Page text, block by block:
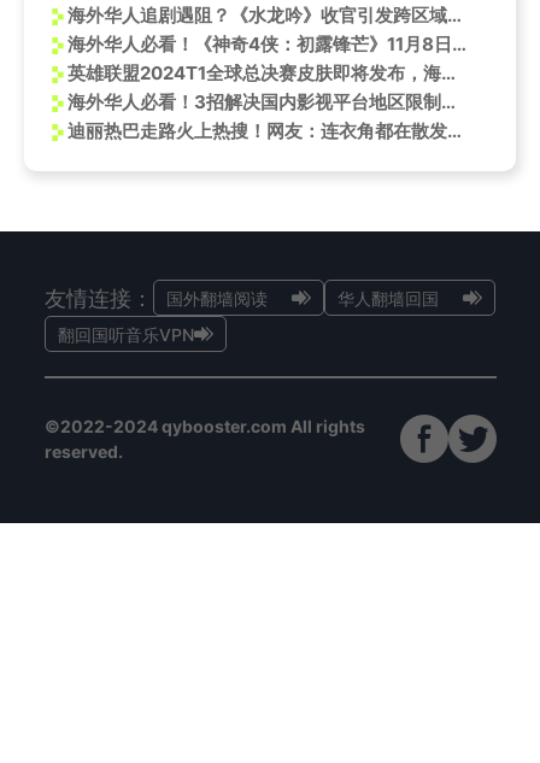
海外华人追剧遇阻？《水龙吟》收官引发跨区域观看难题深度解析
海外华人必看！《神奇4侠：初露锋芒》11月8日上线，教你如何解锁地区限制畅享超英盛宴
英雄联盟2024T1全球总决赛皮肤即将发布，海外怎么玩英雄联盟国服？
海外华人必看！3招解决国内影视平台地区限制，轻松追《LPL》直播不卡顿
迪丽热巴走路火上热搜！网友：连衣角都在散发美女气场，这慵懒感绝了
友情连接： 国外翻墙阅读
华人翻墙回国
翻回国听音乐VPN
©2022-2024 qybooster.com All rights
reserved.